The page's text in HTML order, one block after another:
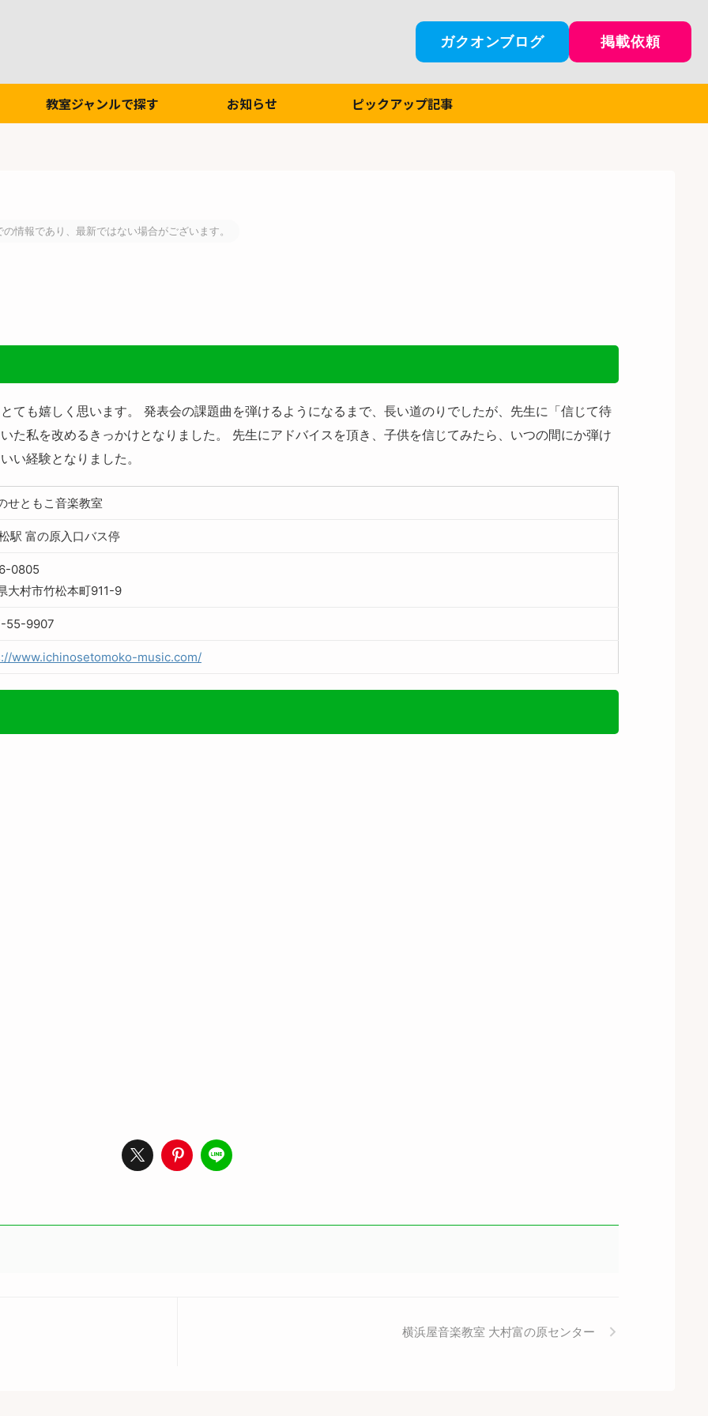
ガクオンブログ 掲載依頼
教室ジャンルで探す お知らせ ピックアップ記事
情報であり、最新ではない場合がございます。
ても嬉しく思います。 発表会の課題曲を弾けるようになるまで、長い道のりでしたが、先生に「信じて待
た私を改めるきっかけとなりました。 先生にアドバイスを頂き、子供を信じてみたら、いつの間にか弾け
い経験となりました。
せともこ音楽教室
駅 富の原入口バス停
0805
大村市竹松本町911-9
55-9907
www.ichinosetomoko-music.com/
横浜屋音楽教室 大村富の原センター